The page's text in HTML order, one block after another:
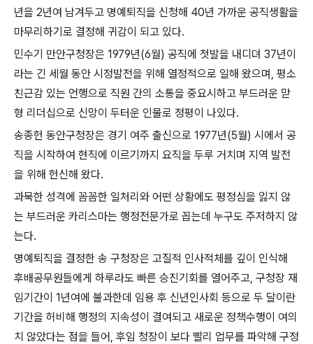
년을 2년여 남겨두고 명예퇴직을 신청해 40년 가까운 공직생활을
마무리하기로 결정해 귀감이 되고 있다.
민수기 만안구청장은 1979년(6월) 공직에 첫발을 내디뎌 37년이
라는 긴 세월 동안 시정발전을 위해 열정적으로 일해 왔으며, 평소
친근감 있는 언행으로 직원 간의 소통을 중요시하고 부드러운 맏
형 리더십으로 신망이 두터운 인물로 정평이 나있다.
송종헌 동안구청장은 경기 여주 출신으로 1977년(5월) 시에서 공
직을 시작하여 현직에 이르기까지 요직을 두루 거치며 지역 발전
을 위해 헌신해 왔다.
과묵한 성격에 꼼꼼한 일처리와 어떤 상황에도 평정심을 잃지 않
는 부드러운 카리스마는 행정전문가로 꼽는데 누구도 주저하지 않
는다.
명예퇴직을 결정한 송 구청장은 고질적 인사적체를 깊이 인식해
후배공무원들에게 하루라도 빠른 승진기회를 열어주고, 구청장 재
임기간이 1년여에 불과한데 임용 후 신년인사회 등으로 두 달이란
기간을 허비해 행정의 지속성이 결여되고 새로운 정책수행이 여의
치 않았다는 점을 들어, 후임 청장이 보다 빨리 업무를 파악해 구정